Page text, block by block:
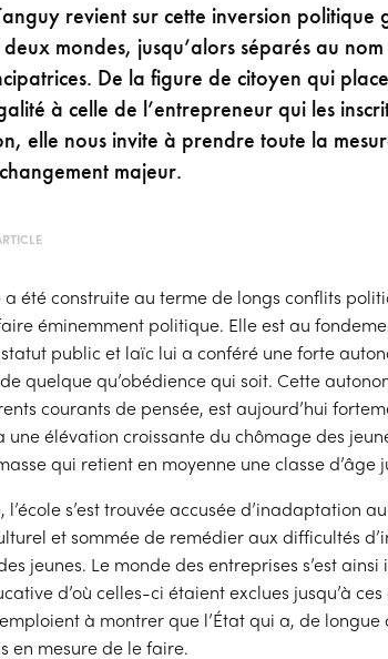
revient sur cette inversion
mondes, jusqu’alors séparés au
De la figure de citoyen qui
à celle de l’entrepreneur qui les
elle nous invite à prendre toute la
majeur.
a été construite au terme de longs conflits
éminemment politique. Elle est au
statut public et laïc lui a conféré une forte
quelque qu’obédience qui soit. Cette
courants de pensée, est aujourd’hui
élévation croissante du chômage des
qui retient en moyenne une classe d’âge
l’école s’est trouvée accusée d’inadaptation
et sommée de remédier aux difficultés
jeunes. Le monde des entreprises s’est
d’où celles-ci étaient exclues jusqu’à
à montrer que l’État qui a, de
en mesure de le faire.